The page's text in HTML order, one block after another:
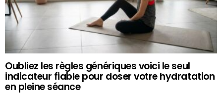
Oubliez les règles génériques voici le seul
indicateur fiable pour doser votre hydratation
en pleine séance